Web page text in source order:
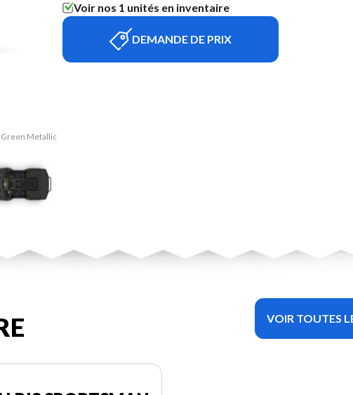
Metallic
Voir nos 1 unités en inventaire
DEMANDE DE PRIX
VOIR TOUTES